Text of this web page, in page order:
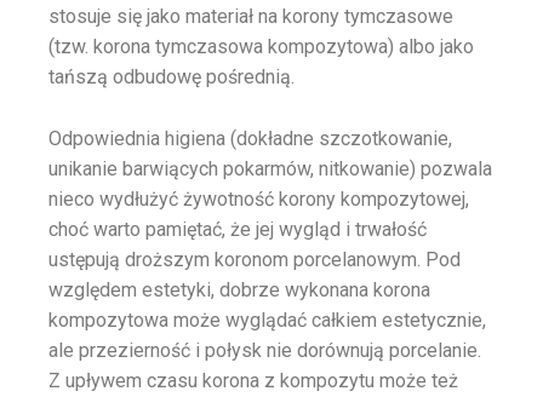
stosuje się jako materiał na korony tymczasowe
(tzw. korona tymczasowa kompozytowa) albo jako
tańszą odbudowę pośrednią.
Odpowiednia higiena (dokładne szczotkowanie,
unikanie barwiących pokarmów, nitkowanie) pozwala
nieco wydłużyć żywotność korony kompozytowej,
choć warto pamiętać, że jej wygląd i trwałość
ustępują droższym koronom porcelanowym. Pod
względem estetyki, dobrze wykonana korona
kompozytowa może wyglądać całkiem estetycznie,
ale przezierność i połysk nie dorównują porcelanie.
Z upływem czasu korona z kompozytu może też